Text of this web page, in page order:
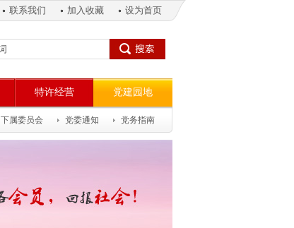
联系我们 加入收藏 设为首页
特许经营 党建园地
下属委员会 党委通知 党务指南
今天是：2026年8月7日 星期五